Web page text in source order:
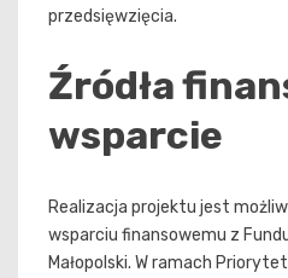
przedsięwzięcia.
Źródła
wsparcie
Realizacja projektu jest
wsparciu finansowemu z
Małopolski. W ramach